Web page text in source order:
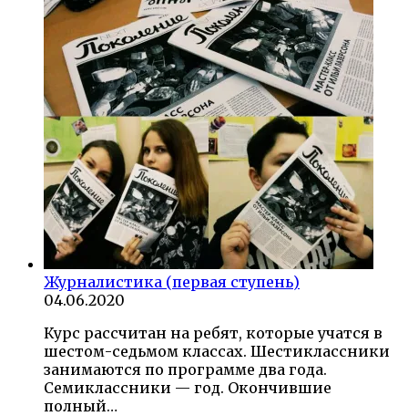
Журналистика (первая ступень)
04.06.2020
Курс рассчитан на ребят, которые учатся в
шестом-седьмом классах. Шестиклассники
занимаются по программе два года.
Семиклассники — год. Окончившие
полный…